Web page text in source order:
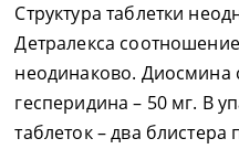
Структура таблетки
Детралекса
неодинаково. Диосмина
гесперидина – 50 мг. В
таблеток – два блистера